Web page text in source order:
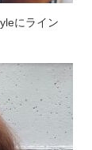
にライン